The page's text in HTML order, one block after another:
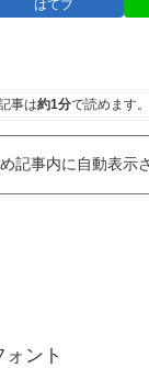
はてブ
事は約1分で読めます。
記事内に自動表示
ント